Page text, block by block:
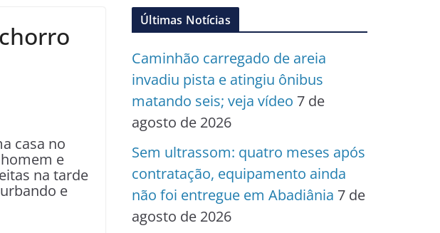
casa no
e
na tarde
e
Últimas Notícias
Caminhão carregado de areia
invadiu pista e atingiu ônibus
matando seis; veja vídeo 7 de
agosto de 2026
Sem ultrassom: quatro meses após
contratação, equipamento ainda
não foi entregue em Abadiânia 7 de
agosto de 2026